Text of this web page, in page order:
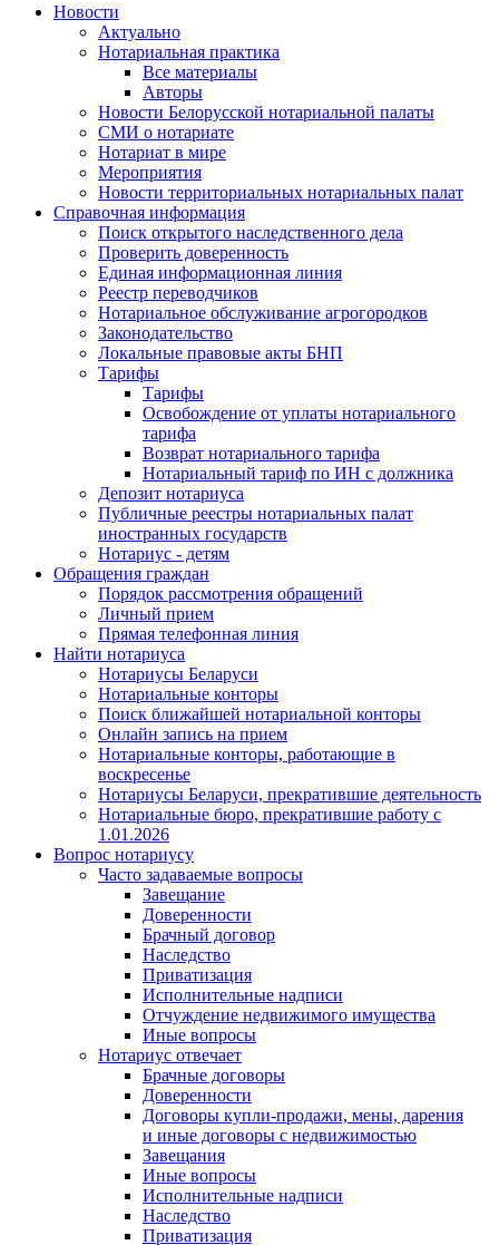
Новости
Актуально
Нотариальная практика
Все материалы
Авторы
Новости Белорусской нотариальной палаты
СМИ о нотариате
Нотариат в мире
Мероприятия
Новости территориальных нотариальных палат
Справочная информация
Поиск открытого наследственного дела
Проверить доверенность
Единая информационная линия
Реестр переводчиков
Нотариальное обслуживание агрогородков
Законодательство
Локальные правовые акты БНП
Тарифы
Тарифы
Освобождение от уплаты нотариального
тарифа
Возврат нотариального тарифа
Нотариальный тариф по ИН с должника
Депозит нотариуса
Публичные реестры нотариальных палат
иностранных государств
Нотариус - детям
Обращения граждан
Порядок рассмотрения обращений
Личный прием
Прямая телефонная линия
Найти нотариуса
Нотариусы Беларуси
Нотариальные конторы
Поиск ближайшей нотариальной конторы
Онлайн запись на прием
Нотариальные конторы, работающие в
воскресенье
Нотариусы Беларуси, прекратившие деятельность
Нотариальные бюро, прекратившие работу с
1.01.2026
Вопрос нотариусу
Часто задаваемые вопросы
Завещание
Доверенности
Брачный договор
Наследство
Приватизация
Исполнительные надписи
Отчуждение недвижимого имущества
Иные вопросы
Нотариус отвечает
Брачные договоры
Доверенности
Договоры купли-продажи, мены, дарения
и иные договоры с недвижимостью
Завещания
Иные вопросы
Исполнительные надписи
Наследство
Приватизация